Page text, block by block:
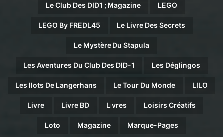
Le Club Des DID1 ; Magazine LEGO
LEGO By FREDL45 Le Livre Des Secrets
Le Mystère Du Stapula
Les Aventures Du Club Des DID-1 Les Déglingos
Les Ilots De Langerhans Le Tour Du Monde LILO
Livre Livre BD Livres Loisirs Créatifs
Loto Magazine Marque-Pages